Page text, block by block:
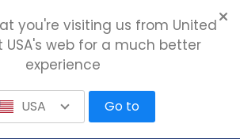
you're visiting us from United
USA's web for a much better
experience
USA Go to